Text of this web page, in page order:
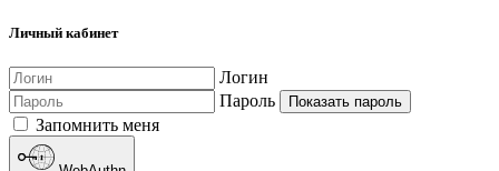
Личный кабинет
Логин
Пароль
Показать пароль
Запомнить меня